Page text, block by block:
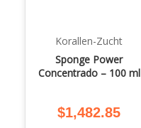
Korallen-Zucht
Sponge Power
Concentrado – 100 ml
$1,482.85